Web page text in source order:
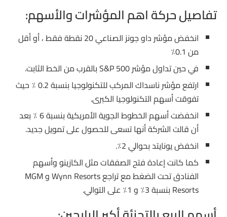
تفاصيل حركة اهم المؤشرات والأسهم:
انخفض مؤشر داو جونز الصناعي 20 نقطة فقط ، أو أقل
من 0.1٪
في حين تداول مؤشر S&P 500 بالقرب من الخط الثابت.
ارتفع مؤشر ناسداك المركب للتكنولوجيا بنسبة 0.2 ٪ حيث
تفوقت أسهم التكنولوجيا الكبرى.
انخفضت أسهم الخطوط الجوية الأمريكية بنسبة 6 ٪ بعد
أن قالت الشركة أنها تسعى للحصول على تمويل جديد.
انخفض يونايتد بحوالي 2٪.
كما كانت إعادة فتح الصفقات مثل الكازينو وأسهم
الفنادق تحت الضغط مع تراجع Wynn Resorts و MGM
Resorts بنسبة 3٪ و 1٪ على التوالي.